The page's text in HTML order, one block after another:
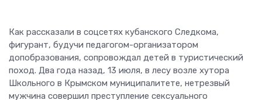
Как рассказали в соцсетях кубанского Следкома,
фигурант, будучи педагогом-организатором
допобразования, сопровождал детей в туристический
поход. Два года назад, 13 июля, в лесу возле хутора
Школьного в Крымском муниципалитете, нетрезвый
мужчина совершил преступление сексуального